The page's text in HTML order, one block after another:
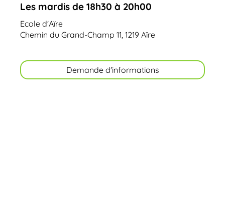
Les mardis de 18h30 à 20h00
Ecole d'Aïre
Chemin du Grand-Champ 11, 1219 Aïre
Demande d'informations